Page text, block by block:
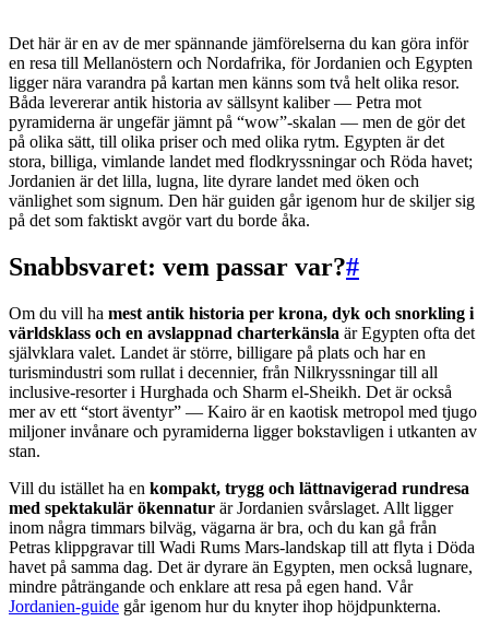
Det här är en av de mer spännande jämförelserna du kan göra inför
en resa till Mellanöstern och Nordafrika, för Jordanien och Egypten
ligger nära varandra på kartan men känns som två helt olika resor.
Båda levererar antik historia av sällsynt kaliber — Petra mot
pyramiderna är ungefär jämnt på “wow”-skalan — men de gör det
på olika sätt, till olika priser och med olika rytm. Egypten är det
stora, billiga, vimlande landet med flodkryssningar och Röda havet;
Jordanien är det lilla, lugna, lite dyrare landet med öken och
vänlighet som signum. Den här guiden går igenom hur de skiljer sig
på det som faktiskt avgör vart du borde åka.
Snabbsvaret: vem passar var?#
Om du vill ha mest antik historia per krona, dyk och snorkling i
världsklass och en avslappnad charterkänsla är Egypten ofta det
självklara valet. Landet är större, billigare på plats och har en
turismindustri som rullat i decennier, från Nilkryssningar till all
inclusive-resorter i Hurghada och Sharm el-Sheikh. Det är också
mer av ett “stort äventyr” — Kairo är en kaotisk metropol med tjugo
miljoner invånare och pyramiderna ligger bokstavligen i utkanten av
stan.
Vill du istället ha en kompakt, trygg och lättnavigerad rundresa
med spektakulär ökennatur är Jordanien svårslaget. Allt ligger
inom några timmars bilväg, vägarna är bra, och du kan gå från
Petras klippgravar till Wadi Rums Mars-landskap till att flyta i Döda
havet på samma dag. Det är dyrare än Egypten, men också lugnare,
mindre påträngande och enklare att resa på egen hand. Vår
Jordanien-guide går igenom hur du knyter ihop höjdpunkterna.